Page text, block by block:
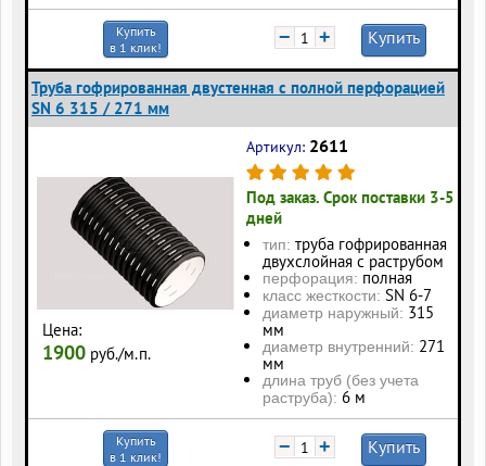
Купить
в 1 клик!
− + Купить
Труба гофрированная двустенная с полной перфорацией
SN 6 315 / 271 мм
Цена:
1900 руб./м.п.
Артикул: 2611
Под заказ. Срок поставки 3-5
дней
тип: труба гофрированная
двухслойная с раструбом
перфорация: полная
класс жесткости: SN 6-7
диаметр наружный: 315
мм
диаметр внутренний: 271
мм
длина труб (без учета
раструба): 6 м
Купить
в 1 клик!
− + Купить